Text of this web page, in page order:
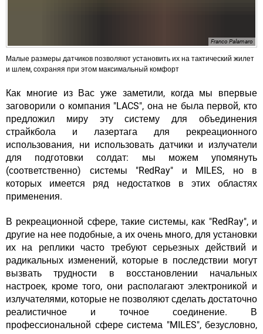
Franco Palamaro
Малые размеры датчиков позволяют установить их на тактический жилет
и шлем, сохраняя при этом максимальный комфорт
Как многие из Вас уже заметили, когда мы впервые
заговорили о компания "LACS", она не была первой, кто
предложил миру эту систему для объединения
страйкбола и лазертага для рекреационного
использования, ни использовать датчики и излучатели
для подготовки солдат: мы можем упомянуть
(соответственно) системы "RedRay" и MILES, но в
которых имеется ряд недостатков в этих областях
применения.
В рекреационной сфере, такие системы, как "RedRay", и
другие на нее подобные, а их очень много, для установки
их на реплики часто требуют серьезных действий и
радикальных изменений, которые в последствии могут
вызвать трудности в восстановлении начальных
настроек, кроме того, они располагают электроникой и
излучателями, которые не позволяют сделать достаточно
реалистичное и точное соединение. В
профессиональной сфере система "MILES", безусловно,